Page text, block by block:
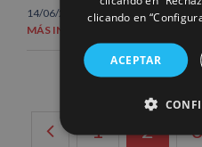
14/06/2024 | Noticias
MÁS INFORMACIÓN
1 2
clicando en
ACEPTAR